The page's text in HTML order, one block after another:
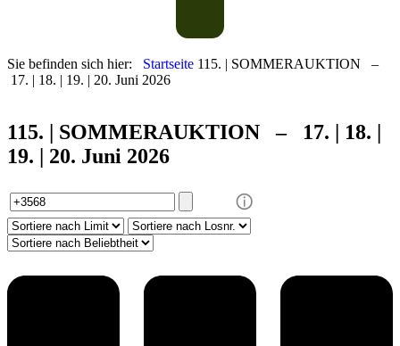
Sie befinden sich hier: Startseite 115. | SOMMERAUKTION –
17. | 18. | 19. | 20. Juni 2026
115. | SOMMERAUKTION – 17. | 18. |
19. | 20. Juni 2026